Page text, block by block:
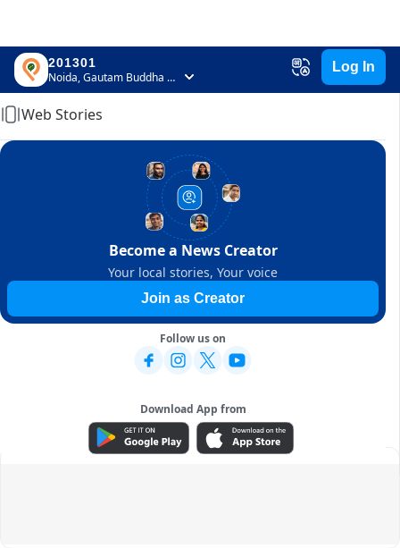
201301
Noida, Gautam Buddha Nagar, Uttar Pradesh
Log In
Home
Web Stories
Become a News Creator
Your local stories, Your voice
Join as Creator
Follow us on
Download App from
ADVERTISEMENT